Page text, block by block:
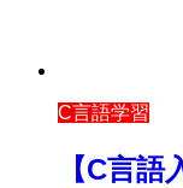
C言語学習
【C言